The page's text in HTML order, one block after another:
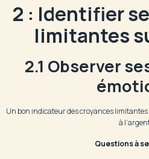
2 : Identifier
limitantes
2.1 Observer
Un bon indicateur des croyances
à
Questions à